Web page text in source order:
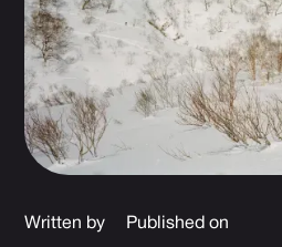
Written by Published on